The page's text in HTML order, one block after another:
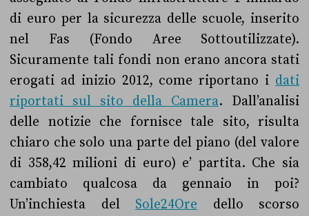
di euro per la sicurezza delle scuole, inserito
nel Fas (Fondo Aree Sottoutilizzate).
Sicuramente tali fondi non erano ancora stati
erogati ad inizio 2012, come riportano i dati
riportati sul sito della Camera. Dall’analisi
delle notizie che fornisce tale sito, risulta
chiaro che solo una parte del piano (del valore
di 358,42 milioni di euro) e’ partita. Che sia
cambiato qualcosa da gennaio in poi?
Un’inchiesta del Sole24Ore dello scorso